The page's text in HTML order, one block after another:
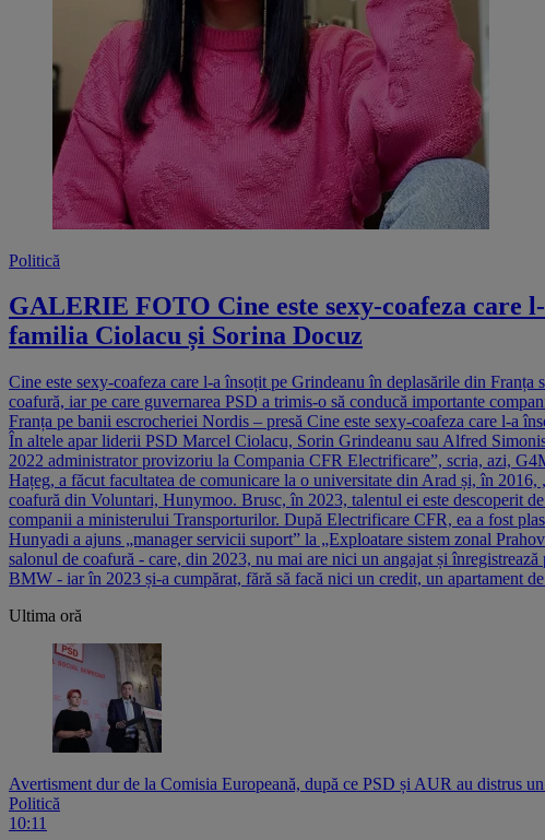
Politică
GALERIE FOTO Cine este sexy-coafeza care
familia Ciolacu și Sorina Docuz
Cine este sexy-coafeza care l-a însoțit pe Grindeanu în deplasările din
coafură, iar pe care guvernarea PSD a trimis-o să conducă importante
Franța pe banii escrocheriei Nordis – presă Cine este sexy-coafeza care l-a
În altele apar liderii PSD Marcel Ciolacu, Sorin Grindeanu sau Alfred
2022 administrator provizoriu la Compania CFR Electrificare”, scria, azi,
Hațeg, a făcut facultatea de comunicare la o universitate din Arad și, în
coafură din Voluntari, Hunymoo. Brusc, în 2023, talentul ei este descoperit
companii a ministerului Transporturilor. După Electrificare CFR, ea a fost
Hunyadi a ajuns „manager servicii suport” la „Exploatare sistem zonal
salonul de coafură - care, din 2023, nu mai are nici un angajat și
BMW - iar în 2023 și-a cumpărat, fără să facă nici un credit, un apartament
Ultima oră
Avertisment dur de la Comisia Europeană, după ce PSD și AUR au distrus
Politică
10:11